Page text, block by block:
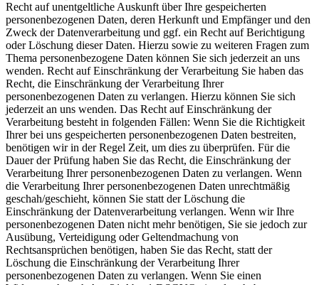
Recht auf unentgeltliche Auskunft über Ihre gespeicherten
personenbezogenen Daten, deren Herkunft und Empfänger und den
Zweck der Datenverarbeitung und ggf. ein Recht auf Berichtigung
oder Löschung dieser Daten. Hierzu sowie zu weiteren Fragen zum
Thema personenbezogene Daten können Sie sich jederzeit an uns
wenden. Recht auf Einschränkung der Verarbeitung Sie haben das
Recht, die Einschränkung der Verarbeitung Ihrer
personenbezogenen Daten zu verlangen. Hierzu können Sie sich
jederzeit an uns wenden. Das Recht auf Einschränkung der
Verarbeitung besteht in folgenden Fällen: Wenn Sie die Richtigkeit
Ihrer bei uns gespeicherten personenbezogenen Daten bestreiten,
benötigen wir in der Regel Zeit, um dies zu überprüfen. Für die
Dauer der Prüfung haben Sie das Recht, die Einschränkung der
Verarbeitung Ihrer personenbezogenen Daten zu verlangen. Wenn
die Verarbeitung Ihrer personenbezogenen Daten unrechtmäßig
geschah/geschieht, können Sie statt der Löschung die
Einschränkung der Datenverarbeitung verlangen. Wenn wir Ihre
personenbezogenen Daten nicht mehr benötigen, Sie sie jedoch zur
Ausübung, Verteidigung oder Geltendmachung von
Rechtsansprüchen benötigen, haben Sie das Recht, statt der
Löschung die Einschränkung der Verarbeitung Ihrer
personenbezogenen Daten zu verlangen. Wenn Sie einen